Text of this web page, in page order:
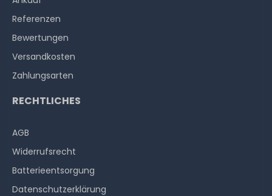
Referenzen
Bewertungen
Versandkosten
Zahlungsarten
RECHTLICHES
AGB
Widerrufs­recht
Batterieentsorgung
Datenschutzerklärung